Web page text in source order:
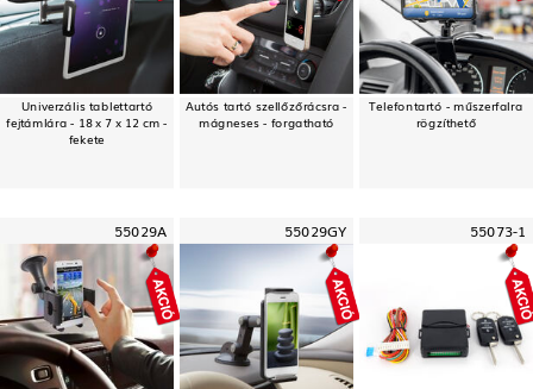
Univerzális tablettartó
fejtámlára - 18 x 7 x 12 cm -
fekete
Autós tartó szellőzőrácsra -
mágneses - forgatható
Telefontartó - műszerfalra
rögzíthető
55029A 55029GY 55073-1